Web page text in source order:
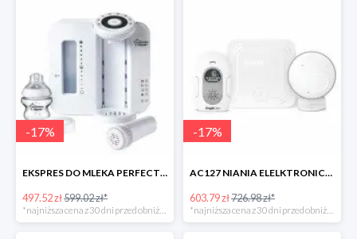
-17%
EKSPRES DO MLEKA PERFECT PREP Tommee Tippee -17%
497.52 zł599.02 zł*
-17%
AC127 NIANIA ELELKTRONICZNA Z CZUJNIKIEM RUCHU -17%
603.79 zł726.98 zł*